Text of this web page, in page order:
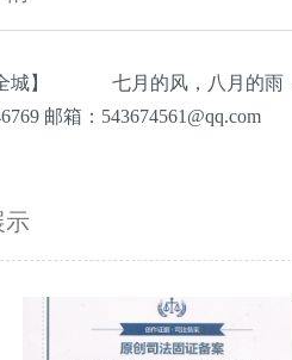
全城】 七月的风，八月的雨️
邮箱：543674561@qq.com
示